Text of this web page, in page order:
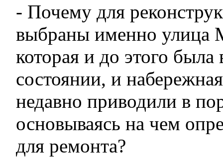
- Почему для
выбраны именно улица
которая и до этого
состоянии, и
недавно приводили в
основываясь на чем
для ремонта?